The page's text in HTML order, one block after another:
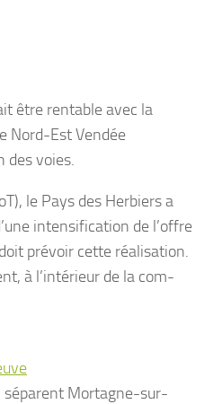
être rentable avec la
Nord-Est Vendée
des voies.
le Pays des Herbiers a
intensification de l’offre
prévoir cette réalisation.
à l’intérieur de la com-
séparent Mortagne-sur-